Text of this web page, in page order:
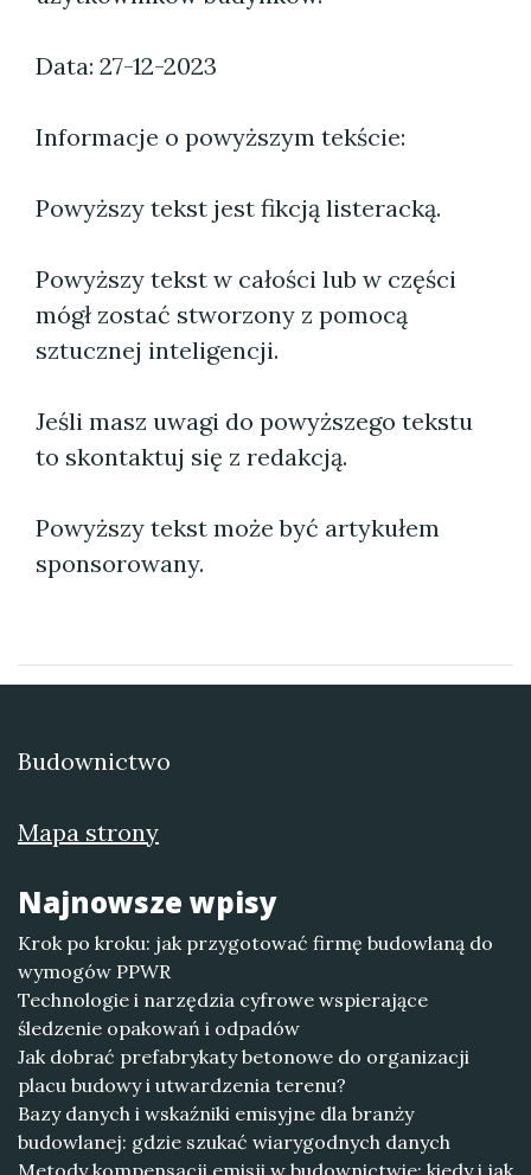
Data: 27-12-2023
Informacje o powyższym tekście:
Powyższy tekst jest fikcją listeracką.
Powyższy tekst w całości lub w części
mógł zostać stworzony z pomocą
sztucznej inteligencji.
Jeśli masz uwagi do powyższego tekstu
to skontaktuj się z redakcją.
Powyższy tekst może być artykułem
sponsorowany.
Budownictwo
Mapa strony
Najnowsze wpisy
Krok po kroku: jak przygotować firmę budowlaną do
wymogów PPWR
Technologie i narzędzia cyfrowe wspierające
śledzenie opakowań i odpadów
Jak dobrać prefabrykaty betonowe do organizacji
placu budowy i utwardzenia terenu?
Bazy danych i wskaźniki emisyjne dla branży
budowlanej: gdzie szukać wiarygodnych danych
Metody kompensacji emisji w budownictwie: kiedy i jak